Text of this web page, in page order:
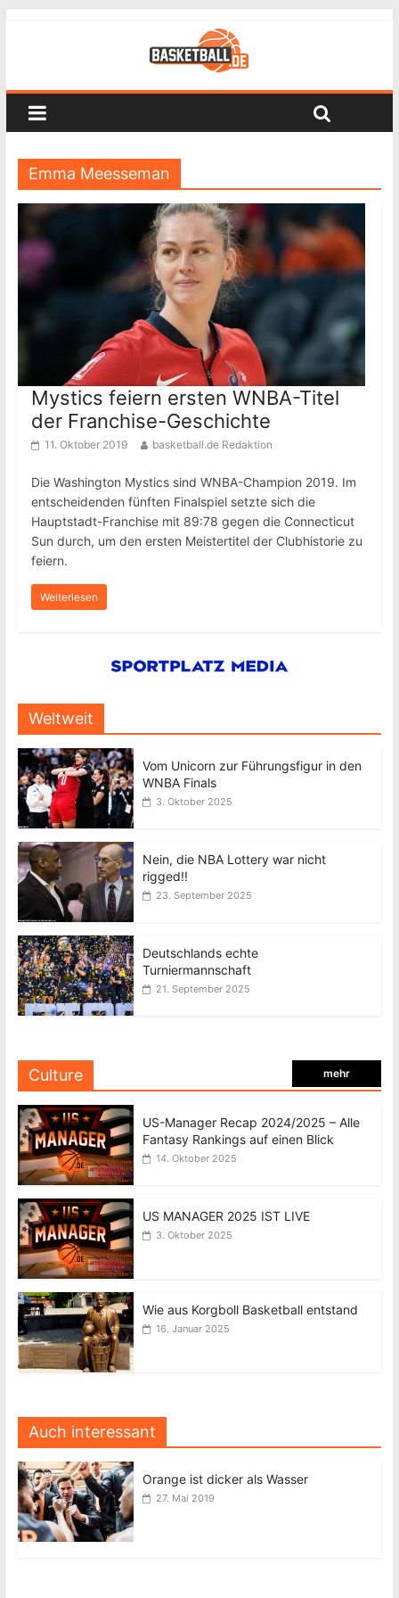
Emma Meesseman
Mystics feiern ersten WNBA-Titel
der Franchise-Geschichte
11. Oktober 2019 basketball.de Redaktion
Die Washington Mystics sind WNBA-Champion 2019. Im
entscheidenden fünften Finalspiel setzte sich die
Hauptstadt-Franchise mit 89:78 gegen die Connecticut
Sun durch, um den ersten Meistertitel der Clubhistorie zu
feiern.
Weiterlesen
Weltweit
Vom Unicorn zur Führungsfigur in den
WNBA Finals
3. Oktober 2025
Nein, die NBA Lottery war nicht
rigged!!
23. September 2025
Deutschlands echte
Turniermannschaft
21. September 2025
Culture mehr
US-Manager Recap 2024/2025 – Alle
Fantasy Rankings auf einen Blick
14. Oktober 2025
US MANAGER 2025 IST LIVE
3. Oktober 2025
Wie aus Korgboll Basketball entstand
16. Januar 2025
Auch interessant
Orange ist dicker als Wasser
27. Mai 2019